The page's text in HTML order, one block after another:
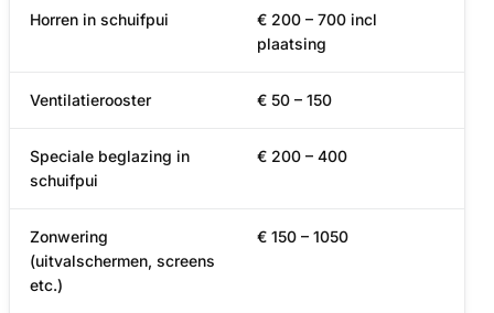
Horren in schuifpui
€ 200 – 700 incl
plaatsing
Ventilatierooster € 50 – 150
Speciale beglazing in
schuifpui
€ 200 – 400
Zonwering
(uitvalschermen, screens
etc.)
€ 150 – 1050